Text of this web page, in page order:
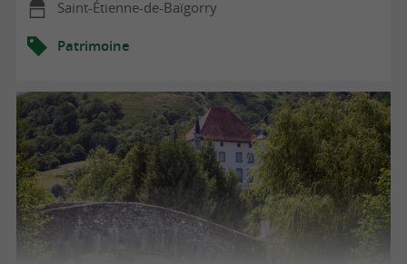
Saint-Étienne-de-Baïgorry
Patrimoine